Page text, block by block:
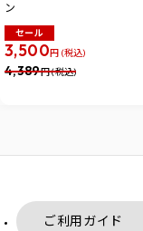
ン
セール
3,500円 (税込)
4,389円 (税込)
ご利用ガイド